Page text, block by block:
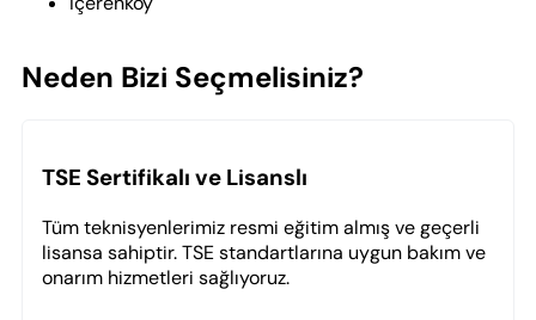
Neden Bizi Seçmelisiniz?
TSE Sertifikalı ve Lisanslı
Tüm teknisyenlerimiz resmi eğitim almış ve geçerli
lisansa sahiptir. TSE standartlarına uygun bakım ve
onarım hizmetleri sağlıyoruz.